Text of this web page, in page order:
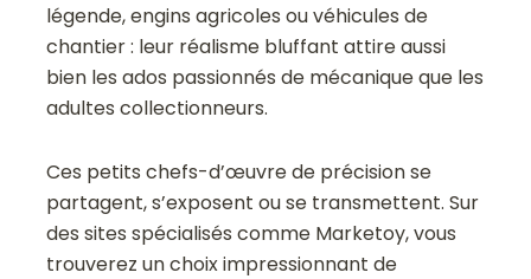
légende, engins agricoles ou véhicules de
chantier : leur réalisme bluffant attire aussi
bien les ados passionnés de mécanique que les
adultes collectionneurs.
Ces petits chefs-d’œuvre de précision se
partagent, s’exposent ou se transmettent. Sur
des sites spécialisés comme Marketoy, vous
trouverez un choix impressionnant de